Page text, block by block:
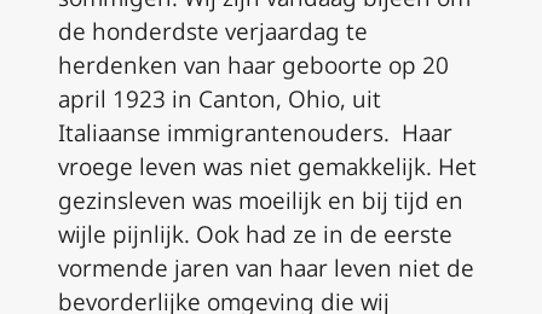
de honderdste verjaardag te
herdenken van haar geboorte op 20
april 1923 in Canton, Ohio, uit
Italiaanse immigrantenouders. Haar
vroege leven was niet gemakkelijk. Het
gezinsleven was moeilijk en bij tijd en
wijle pijnlijk. Ook had ze in de eerste
vormende jaren van haar leven niet de
bevorderlijke omgeving die wij